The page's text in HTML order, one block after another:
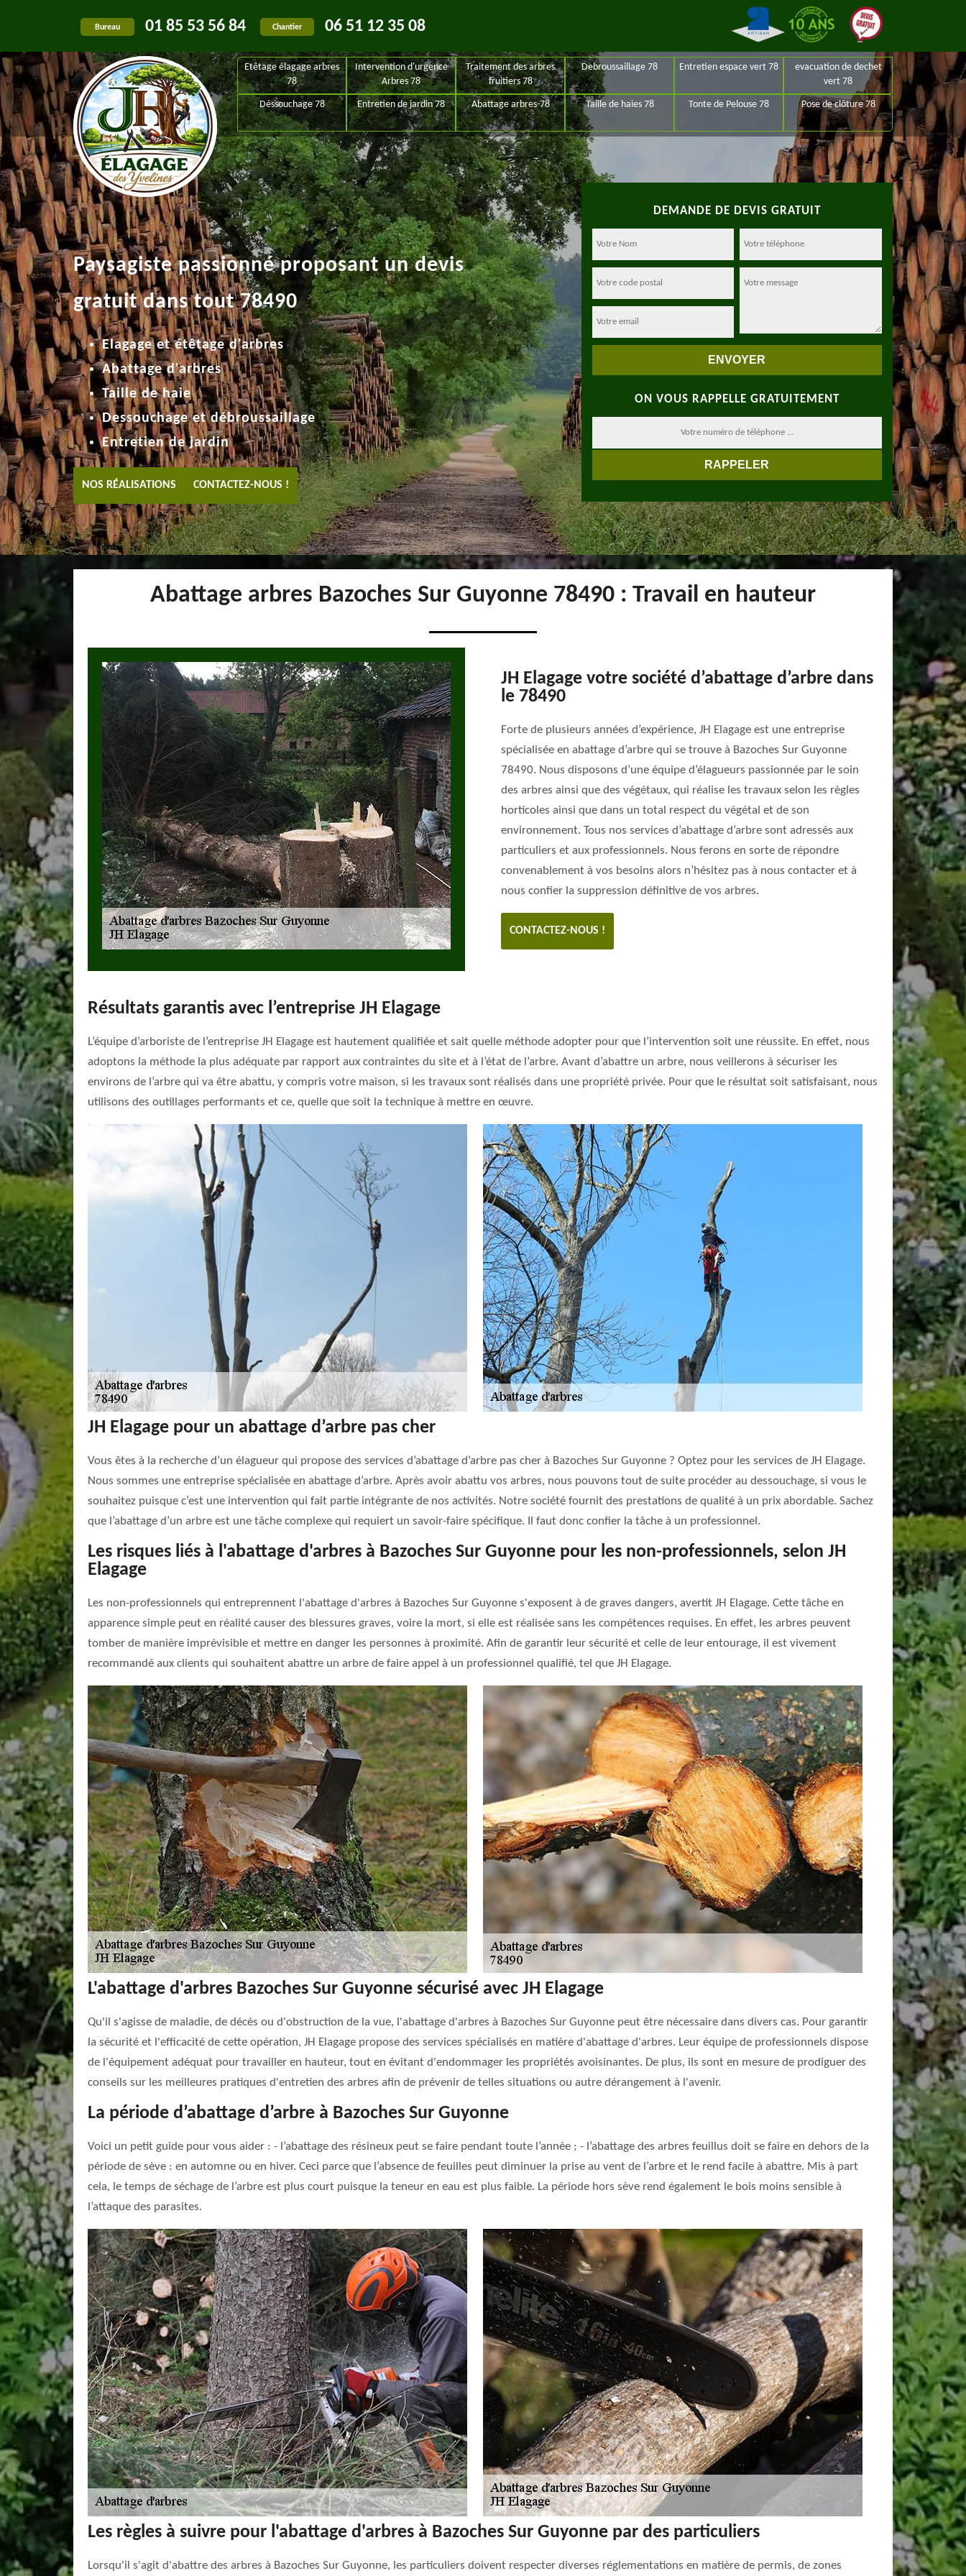
Bureau 01 85 53 56 84 Chantier 06 51 12 35 08
Etêtage élagage arbres
78
Intervention d'urgence
Arbres 78
Traitement des arbres
fruitiers 78
Debroussaillage 78 Entretien espace vert 78
evacuation de dechet
vert 78
Déssouchage 78 Entretien de jardin 78 Abattage arbres-78 Taille de haies 78 Tonte de Pelouse 78 Pose de clôture 78
DEMANDE DE DEVIS GRATUIT
ON VOUS RAPPELLE GRATUITEMENT
Paysagiste passionné proposant un devis
gratuit dans tout 78490
Elagage et étêtage d'arbres
Abattage d'arbres
Taille de haie
Dessouchage et débroussaillage
Entretien de jardin
NOS RÉALISATIONS CONTACTEZ-NOUS !
Abattage arbres Bazoches Sur Guyonne 78490 : Travail en hauteur
JH Elagage votre société d’abattage d’arbre dans
le 78490
Forte de plusieurs années d’expérience, JH Elagage est une entreprise
spécialisée en abattage d’arbre qui se trouve à Bazoches Sur Guyonne
78490. Nous disposons d’une équipe d’élagueurs passionnée par le soin
des arbres ainsi que des végétaux, qui réalise les travaux selon les règles
horticoles ainsi que dans un total respect du végétal et de son
environnement. Tous nos services d’abattage d’arbre sont adressés aux
particuliers et aux professionnels. Nous ferons en sorte de répondre
convenablement à vos besoins alors n’hésitez pas à nous contacter et à
nous confier la suppression définitive de vos arbres.
CONTACTEZ-NOUS !
Résultats garantis avec l’entreprise JH Elagage
L’équipe d’arboriste de l’entreprise JH Elagage est hautement qualifiée et sait quelle méthode adopter pour que l’intervention soit une réussite. En effet, nous
adoptons la méthode la plus adéquate par rapport aux contraintes du site et à l’état de l’arbre. Avant d’abattre un arbre, nous veillerons à sécuriser les
environs de l’arbre qui va être abattu, y compris votre maison, si les travaux sont réalisés dans une propriété privée. Pour que le résultat soit satisfaisant, nous
utilisons des outillages performants et ce, quelle que soit la technique à mettre en œuvre.
JH Elagage pour un abattage d’arbre pas cher
Vous êtes à la recherche d’un élagueur qui propose des services d’abattage d’arbre pas cher à Bazoches Sur Guyonne ? Optez pour les services de JH Elagage.
Nous sommes une entreprise spécialisée en abattage d’arbre. Après avoir abattu vos arbres, nous pouvons tout de suite procéder au dessouchage, si vous le
souhaitez puisque c’est une intervention qui fait partie intégrante de nos activités. Notre société fournit des prestations de qualité à un prix abordable. Sachez
que l’abattage d’un arbre est une tâche complexe qui requiert un savoir-faire spécifique. Il faut donc confier la tâche à un professionnel.
Les risques liés à l'abattage d'arbres à Bazoches Sur Guyonne pour les non-professionnels, selon JH
Elagage
Les non-professionnels qui entreprennent l'abattage d'arbres à Bazoches Sur Guyonne s'exposent à de graves dangers, avertit JH Elagage. Cette tâche en
apparence simple peut en réalité causer des blessures graves, voire la mort, si elle est réalisée sans les compétences requises. En effet, les arbres peuvent
tomber de manière imprévisible et mettre en danger les personnes à proximité. Afin de garantir leur sécurité et celle de leur entourage, il est vivement
recommandé aux clients qui souhaitent abattre un arbre de faire appel à un professionnel qualifié, tel que JH Elagage.
L'abattage d'arbres Bazoches Sur Guyonne sécurisé avec JH Elagage
Qu'il s'agisse de maladie, de décès ou d'obstruction de la vue, l'abattage d'arbres à Bazoches Sur Guyonne peut être nécessaire dans divers cas. Pour garantir
la sécurité et l'efficacité de cette opération, JH Elagage propose des services spécialisés en matière d'abattage d'arbres. Leur équipe de professionnels dispose
de l'équipement adéquat pour travailler en hauteur, tout en évitant d'endommager les propriétés avoisinantes. De plus, ils sont en mesure de prodiguer des
conseils sur les meilleures pratiques d'entretien des arbres afin de prévenir de telles situations ou autre dérangement à l'avenir.
La période d’abattage d’arbre à Bazoches Sur Guyonne
Voici un petit guide pour vous aider : - l’abattage des résineux peut se faire pendant toute l’année ; - l’abattage des arbres feuillus doit se faire en dehors de la
période de sève : en automne ou en hiver. Ceci parce que l’absence de feuilles peut diminuer la prise au vent de l’arbre et le rend facile à abattre. Mis à part
cela, le temps de séchage de l’arbre est plus court puisque la teneur en eau est plus faible. La période hors sève rend également le bois moins sensible à
l’attaque des parasites.
Les règles à suivre pour l'abattage d'arbres à Bazoches Sur Guyonne par des particuliers
Lorsqu'il s'agit d'abattre des arbres à Bazoches Sur Guyonne, les particuliers doivent respecter diverses réglementations en matière de permis, de zones